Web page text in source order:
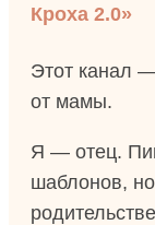
Кроха 2.0»
Этот канал
от мамы.
Я — отец.
шаблонов,